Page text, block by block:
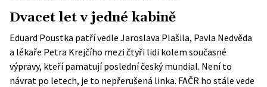
Dvacet let v jedné kabině
Eduard Poustka patří vedle Jaroslava Plašila, Pavla Nedvěda
a lékaře Petra Krejčího mezi čtyři lidi kolem současné
výpravy, kteří pamatují poslední český mundial. Není to
návrat po letech, je to nepřerušená linka. FAČR ho stále vede